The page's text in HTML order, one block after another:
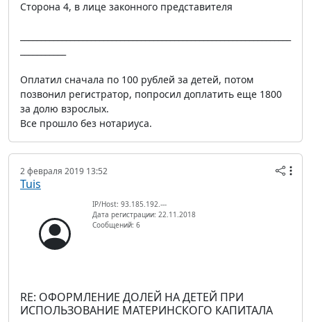
Сторона 4, в лице законного представителя
Оплатил сначала по 100 рублей за детей, потом
позвонил регистратор, попросил доплатить еще 1800
за долю взрослых.
Все прошло без нотариуса.
2 февраля 2019 13:52
Tuis
IP/Host: 93.185.192.---
Дата регистрации: 22.11.2018
Сообщений: 6
RE: ОФОРМЛЕНИЕ ДОЛЕЙ НА ДЕТЕЙ ПРИ
ИСПОЛЬЗОВАНИЕ МАТЕРИНСКОГО КАПИТАЛА